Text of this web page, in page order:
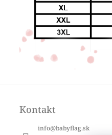
Kontakt
info@babyflag.sk